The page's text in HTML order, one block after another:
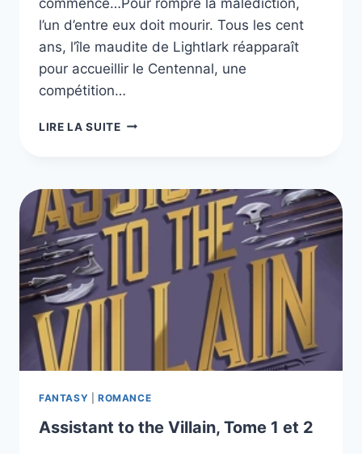
l’un d’entre eux doit mourir. Tous les cent
ans, l’île maudite de Lightlark réapparaît
pour accueillir le Centennal, une
compétition…
LIRE LA SUITELIGHTLARK
TOME
1
À
FANTASY ROMANCE
Assistant to the Villain, Tome 1 et 2